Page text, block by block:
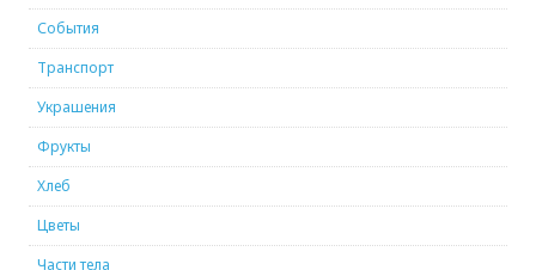
События
Транспорт
Украшения
Фрукты
Хлеб
Цветы
Части тела